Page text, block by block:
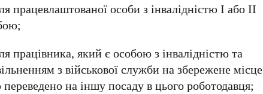
працевлаштованої особи з інвалідністю I або II
працівника, який є особою з інвалідністю та
з військової служби на збережене місце
на іншу посаду в цього роботодавця;